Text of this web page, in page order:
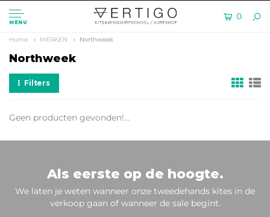
MENU
0
Home MERKEN Northweek
Northweek
Filters
Geen producten gevonden!...
Als eerste op de hoogte.
We laten je weten wanneer onze tweedehands kites in de
verkoop gaan of wanneer de sale begint.